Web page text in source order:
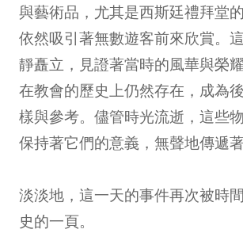
與藝術品，尤其是西斯廷禮拜堂
依然吸引著無數遊客前來欣賞。
靜矗立，見證著當時的風華與榮
在教會的歷史上仍然存在，成為
樣與參考。儘管時光流逝，這些
保持著它們的意義，無聲地傳遞著
淡淡地，這一天的事件再次被時
史的一頁。